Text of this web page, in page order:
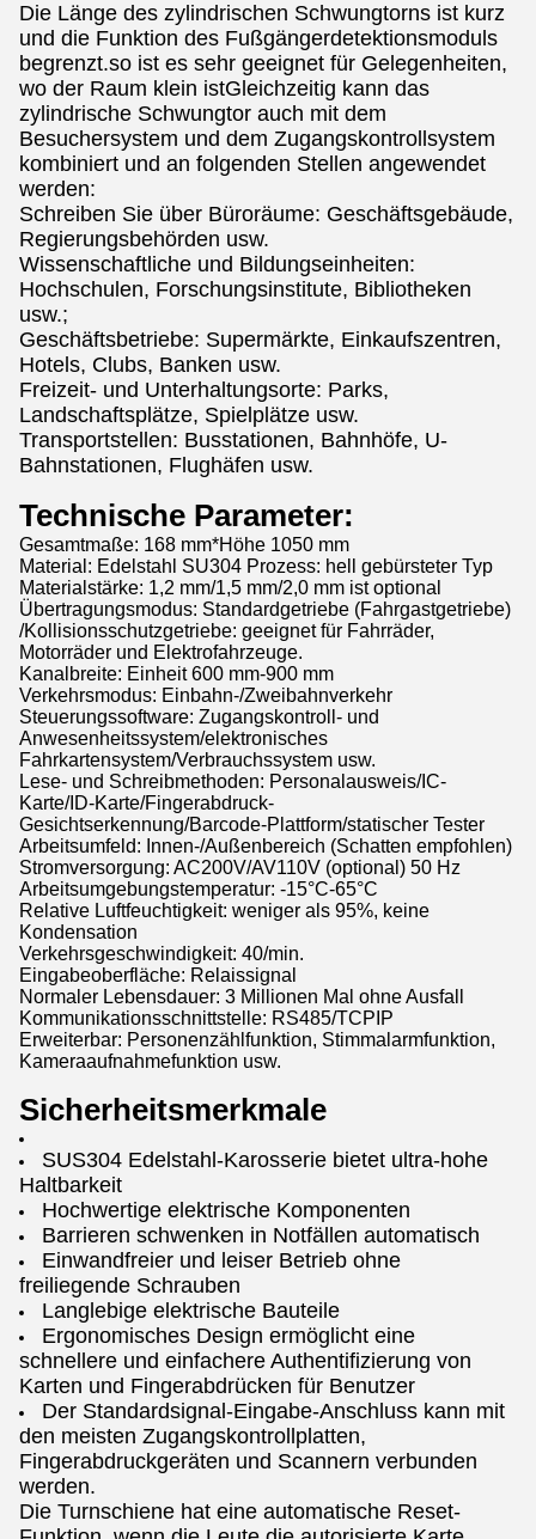
Die Länge des zylindrischen Schwungtorns ist kurz
und die Funktion des Fußgängerdetektionsmoduls
begrenzt.so ist es sehr geeignet für Gelegenheiten,
wo der Raum klein istGleichzeitig kann das
zylindrische Schwungtor auch mit dem
Besuchersystem und dem Zugangskontrollsystem
kombiniert und an folgenden Stellen angewendet
werden:
Schreiben Sie über Büroräume: Geschäftsgebäude,
Regierungsbehörden usw.
Wissenschaftliche und Bildungseinheiten:
Hochschulen, Forschungsinstitute, Bibliotheken
usw.;
Geschäftsbetriebe: Supermärkte, Einkaufszentren,
Hotels, Clubs, Banken usw.
Freizeit- und Unterhaltungsorte: Parks,
Landschaftsplätze, Spielplätze usw.
Transportstellen: Busstationen, Bahnhöfe, U-
Bahnstationen, Flughäfen usw.
Technische Parameter:
Gesamtmaße: 168 mm*Höhe 1050 mm
Material: Edelstahl SU304 Prozess: hell gebürsteter Typ
Materialstärke: 1,2 mm/1,5 mm/2,0 mm ist optional
Übertragungsmodus: Standardgetriebe (Fahrgastgetriebe)
/Kollisionsschutzgetriebe: geeignet für Fahrräder,
Motorräder und Elektrofahrzeuge.
Kanalbreite: Einheit 600 mm-900 mm
Verkehrsmodus: Einbahn-/Zweibahnverkehr
Steuerungssoftware: Zugangskontroll- und
Anwesenheitssystem/elektronisches
Fahrkartensystem/Verbrauchssystem usw.
Lese- und Schreibmethoden: Personalausweis/IC-
Karte/ID-Karte/Fingerabdruck-
Gesichtserkennung/Barcode-Plattform/statischer Tester
Arbeitsumfeld: Innen-/Außenbereich (Schatten empfohlen)
Stromversorgung: AC200V/AV110V (optional) 50 Hz
Arbeitsumgebungstemperatur: -15°C-65°C
Relative Luftfeuchtigkeit: weniger als 95%, keine
Kondensation
Verkehrsgeschwindigkeit: 40/min.
Eingabeoberfläche: Relaissignal
Normaler Lebensdauer: 3 Millionen Mal ohne Ausfall
Kommunikationsschnittstelle: RS485/TCPIP
Erweiterbar: Personenzählfunktion, Stimmalarmfunktion,
Kameraaufnahmefunktion usw.
Sicherheitsmerkmale
SUS304 Edelstahl-Karosserie bietet ultra-hohe
Haltbarkeit
Hochwertige elektrische Komponenten
Barrieren schwenken in Notfällen automatisch
Einwandfreier und leiser Betrieb ohne
freiliegende Schrauben
Langlebige elektrische Bauteile
Ergonomisches Design ermöglicht eine
schnellere und einfachere Authentifizierung von
Karten und Fingerabdrücken für Benutzer
Der Standardsignal-Eingabe-Anschluss kann mit
den meisten Zugangskontrollplatten,
Fingerabdruckgeräten und Scannern verbunden
werden.
Die Turnschiene hat eine automatische Reset-